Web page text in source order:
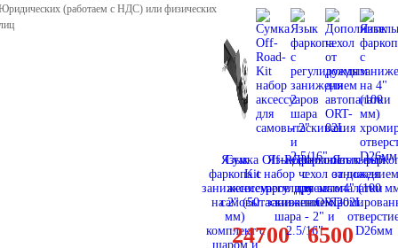
(работаем с НДС) или физических
Язык
фаркопа с
занижением
на 2" (50
мм)
комплект с
шаром и
Сумка Off-Road-
Kit набор
аксессуаров для
самовытаскивания
24700
Язык фаркопа
с
регулируемым
занижением 2
шара - 2" и
2.5/16"
Дополнительный
чехол от дождя
для автопалатки
ORT-02L
6500
Язык
4" (100
D26мм